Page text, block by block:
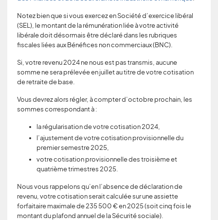
Notez bien que si vous exercez en Société d’exercice libéral
(SEL), le montant de la rémunération liée à votre activité
libérale doit désormais être déclaré dans les rubriques
fiscales liées aux Bénéfices non commerciaux (BNC).
Si, votre revenu 2024 ne nous est pas transmis, aucune
somme ne sera prélevée en juillet au titre de votre cotisation
de retraite de base.
Vous devrez alors régler, à compter d’octobre prochain, les
sommes correspondant à :
la régularisation de votre cotisation 2024,
l’ajustement de votre cotisation provisionnelle du
premier semestre 2025,
votre cotisation provisionnelle des troisième et
quatrième trimestres 2025.
Nous vous rappelons qu’en l’absence de déclaration de
revenu, votre cotisation serait calculée sur une assiette
forfaitaire maximale de 235 500 € en 2025 (soit cinq fois le
montant du plafond annuel de la Sécurité sociale).